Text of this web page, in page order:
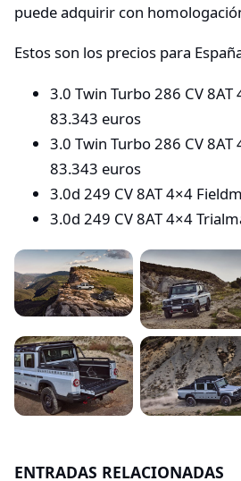
puede adquirir con
Estos son los precios para
3.0 Twin Turbo 286 CV
83.343 euros
3.0 Twin Turbo 286 CV
83.343 euros
3.0d 249 CV 8AT 4×4
3.0d 249 CV 8AT 4×4
ENTRADAS RELACIONADAS